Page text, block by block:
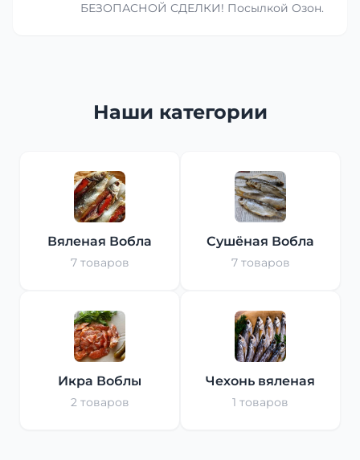
БЕЗОПАСНОЙ СДЕЛКИ! Посылкой Озон.
Наши категории
Вяленая Вобла
7 товаров
Сушёная Вобла
7 товаров
Икра Воблы
2 товаров
Чехонь вяленая
1 товаров